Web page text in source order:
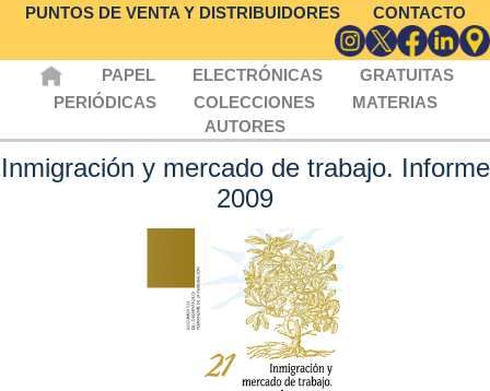
PUNTOS DE VENTA Y DISTRIBUIDORES
CONTACTO
PAPEL ELECTRÓNICAS
GRATUITAS
PERIÓDICAS
COLECCIONES
MATERIAS
AUTORES
Inmigración y mercado de trabajo. Informe
2009